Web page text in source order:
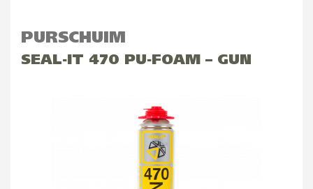
PURSCHUIM
SEAL-IT 470 PU-FOAM – GUN